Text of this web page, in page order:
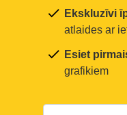
Ekskluzīvi
atlaides ar
Esiet
grafikiem